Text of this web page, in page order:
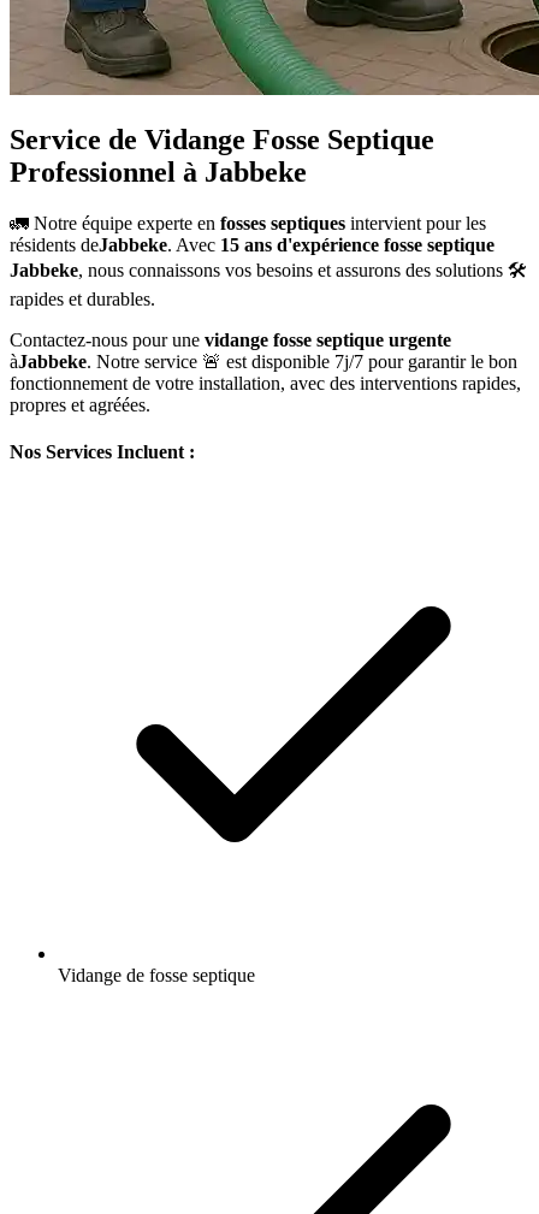
Service de Vidange Fosse Septique
Professionnel à Jabbeke
🚛 Notre équipe experte en fosses septiques intervient pour les
résidents deJabbeke. Avec 15 ans d'expérience fosse septique
Jabbeke, nous connaissons vos besoins et assurons des solutions 🛠️
rapides et durables.
Contactez-nous pour une vidange fosse septique urgente
àJabbeke. Notre service 🚨 est disponible 7j/7 pour garantir le bon
fonctionnement de votre installation, avec des interventions rapides,
propres et agréées.
Nos Services Incluent :
Vidange de fosse septique